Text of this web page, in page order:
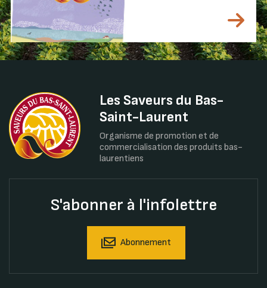
Les Saveurs du Bas-
Saint-Laurent
Organisme de promotion et de
commercialisation des produits bas-
laurentiens
S'abonner à l'infolettre
Abonnement